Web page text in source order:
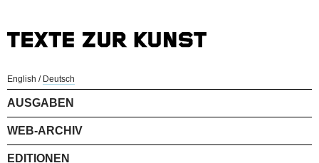
English / Deutsch
AUSGABEN
WEB-ARCHIV
EDITIONEN